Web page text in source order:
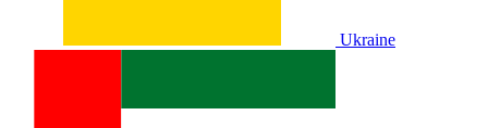
Ukraine